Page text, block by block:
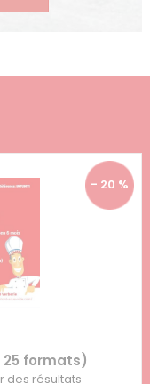
- 20 %
25 formats)
des résultats